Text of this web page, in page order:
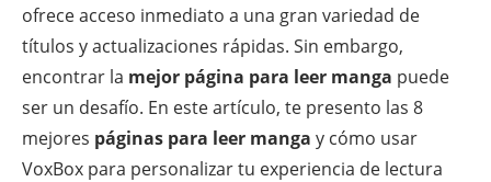
ofrece acceso inmediato a una gran variedad de
títulos y actualizaciones rápidas. Sin embargo,
encontrar la mejor página para leer manga puede
ser un desafío. En este artículo, te presento las 8
mejores páginas para leer manga y cómo usar
VoxBox para personalizar tu experiencia de lectura